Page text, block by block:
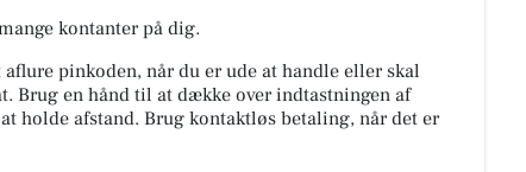
kontanter på dig.
pinkoden, når du er ude at handle eller skal
Brug en hånd til at dække over indtastningen af
holde afstand. Brug kontaktløs betaling, når det er